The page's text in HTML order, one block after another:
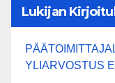
Lukijan
YLIARVOSTUS